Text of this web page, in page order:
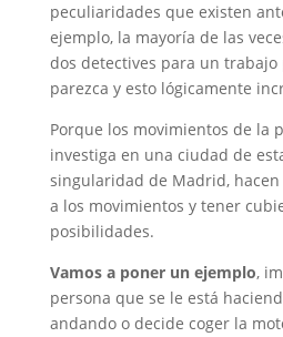
peculiaridades que existen
ejemplo, la mayoría de las
dos detectives para un
parezca y esto lógicamente
Porque los movimientos de la
investiga en una ciudad de
singularidad de Madrid,
a los movimientos y tener
posibilidades.
Vamos a poner un ejemplo,
persona que se le está
andando o decide coger la